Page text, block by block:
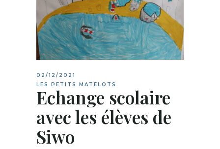
02/12/2021
LES PETITS MATELOTS
Echange scolaire
avec les élèves de
Siwo